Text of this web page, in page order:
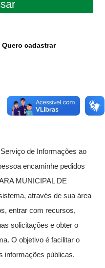
Quero cadastrar
de Informações ao
encaminhe pedidos
MUNICIPAL DE
através de sua área
entrar com recursos,
solicitações e obter o
O objetivo é facilitar o
informações públicas.